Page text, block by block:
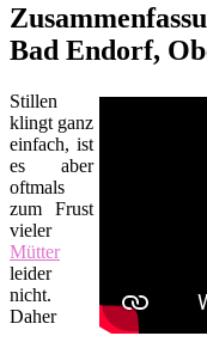
Bad Endorf,
Stillen
klingt ganz
einfach, ist
es aber
oftmals
zum Frust
vieler
Mütter
leider
nicht.
Daher